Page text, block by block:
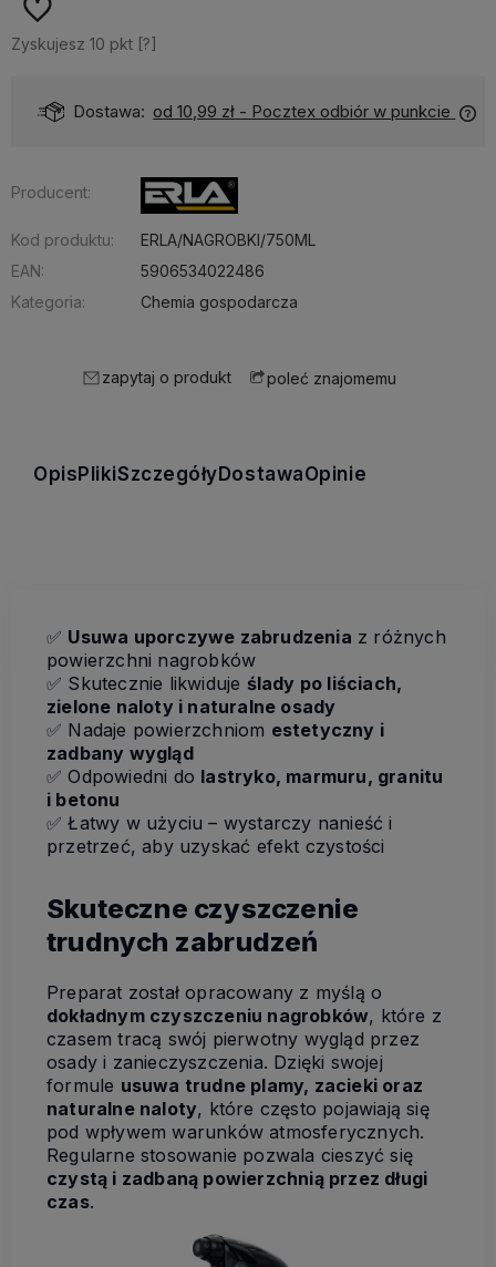
Zyskujesz 10 pkt [?]
Dostawa: od 10,99 zł - Pocztex odbiór w punkcie
Producent:
Kod produktu:
ERLA/NAGROBKI/750ML
EAN:
5906534022486
Kategoria:
Chemia gospodarcza
zapytaj o produkt poleć znajomemu
Opis PlikiSzczegóły DostawaOpinie
✅ Usuwa uporczywe zabrudzenia z różnych
powierzchni nagrobków
✅ Skutecznie likwiduje ślady po liściach,
zielone naloty i naturalne osady
✅ Nadaje powierzchniom estetyczny i
zadbany wygląd
✅ Odpowiedni do lastryko, marmuru, granitu
i betonu
✅ Łatwy w użyciu – wystarczy nanieść i
przetrzeć, aby uzyskać efekt czystości
Skuteczne czyszczenie
trudnych zabrudzeń
Preparat został opracowany z myślą o
dokładnym czyszczeniu nagrobków, które z
czasem tracą swój pierwotny wygląd przez
osady i zanieczyszczenia. Dzięki swojej
formule usuwa trudne plamy, zacieki oraz
naturalne naloty, które często pojawiają się
pod wpływem warunków atmosferycznych.
Regularne stosowanie pozwala cieszyć się
czystą i zadbaną powierzchnią przez długi
czas.